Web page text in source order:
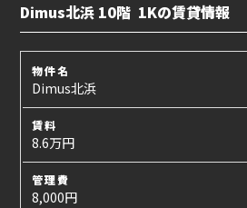
Dimus北浜 10階 1Kの賃貸情報
物件名
Dimus北浜
賃料
8.6万円
管理費
8,000円